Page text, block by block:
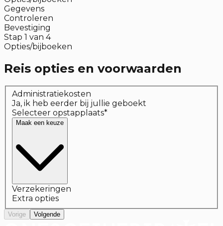
Gegevens
Controleren
Bevestiging
Stap 1 van 4
Opties/bijboeken
Reis opties en voorwaarden
Administratiekosten
Ja, ik heb eerder bij jullie geboekt
Selecteer opstapplaats*
Maak een keuze
Verzekeringen
Extra opties
Vorige Volgende